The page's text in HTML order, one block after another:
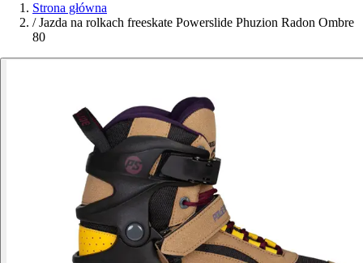
Strona główna
/ Jazda na rolkach freeskate Powerslide Phuzion Radon Ombre
80